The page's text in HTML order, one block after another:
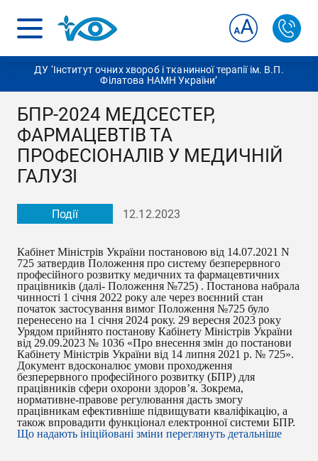
ДУ ‘Інститут очних хвороб і тканинної терапії ім. В.П.
Філатова НАМН України’
БПР-2024 МЕДСЕСТЕР,
ФАРМАЦЕВТІВ ТА
ПРОФЕСІОНАЛІВ У МЕДИЧНІЙ
ГАЛУЗІ
Події 12.12.2023
Кабінет Міністрів України постановою від 14.07.2021 N
725 затвердив Положення про систему безперервного
професійного розвитку медичних та фармацевтичних
працівників (далі- Положення №725) . Постанова набрала
чинності 1 січня 2022 року але через воєнний стан
початок застосування вимог Положення №725 було
перенесено на 1 січня 2024 року. 29 вересня 2023 року
Урядом прийнято постанову Кабінету Міністрів України
від 29.09.2023 № 1036 «Про внесення змін до постанови
Кабінету Міністрів України від 14 липня 2021 р. № 725».
Документ вдосконалює умови проходження
безперервного професійного розвитку (БПР) для
працівників сфери охорони здоров’я. Зокрема,
нормативне-правове регулювання дасть змогу
працівникам ефективніше підвищувати кваліфікацію, а
також впровадити функціонал електронної системи БПР.
Що надають ініційовані зміни переглянуть детальніше